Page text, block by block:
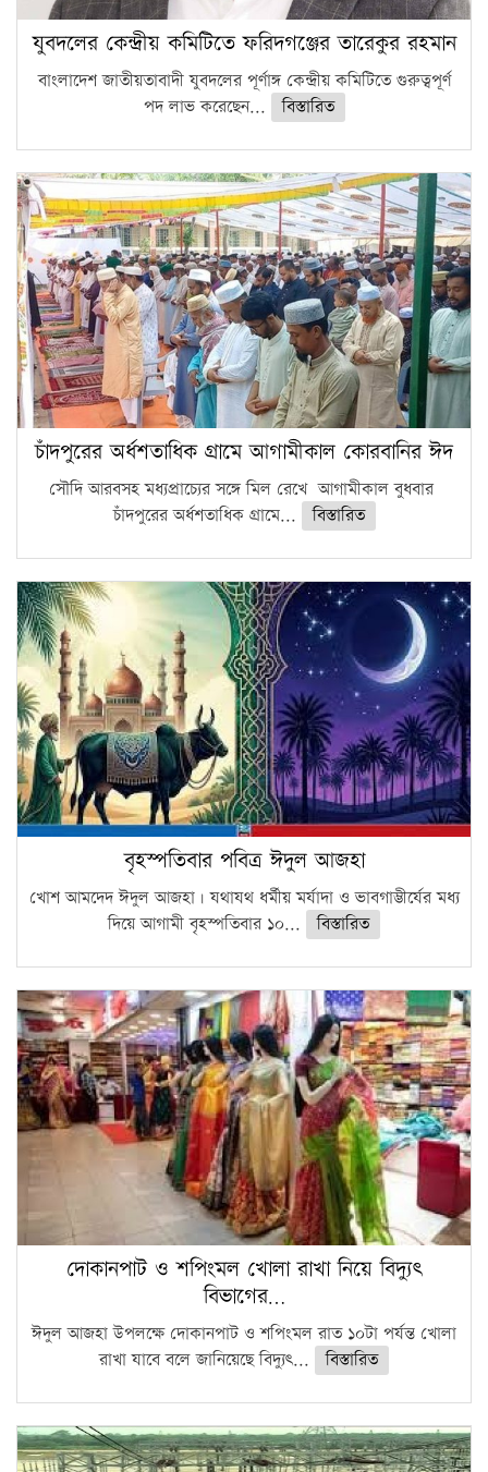
যুবদলের কেন্দ্রীয় কমিটিতে ফরিদগঞ্জের তারেকুর রহমান
বাংলাদেশ জাতীয়তাবাদী যুবদলের পূর্ণাঙ্গ কেন্দ্রীয় কমিটিতে গুরুত্বপূর্ণ
পদ লাভ করেছেন...
বিস্তারিত
চাঁদপুরের অর্ধশতাধিক গ্রামে আগামীকাল কোরবানির ঈদ
সৌদি আরবসহ মধ্যপ্রাচ্যের সঙ্গে মিল রেখে আগামীকাল বুধবার
চাঁদপুরের অর্ধশতাধিক গ্রামে...
বিস্তারিত
বৃহস্পতিবার পবিত্র ঈদুল আজহা
খোশ আমদেদ ঈদুল আজহা। যথাযথ ধর্মীয় মর্যাদা ও ভাবগাম্ভীর্যের মধ্য
দিয়ে আগামী বৃহস্পতিবার ১০...
বিস্তারিত
দোকানপাট ও শপিংমল খোলা রাখা নিয়ে বিদ্যুৎ
বিভাগের…
ঈদুল আজহা উপলক্ষে দোকানপাট ও শপিংমল রাত ১০টা পর্যন্ত খোলা
রাখা যাবে বলে জানিয়েছে বিদ্যুৎ...
বিস্তারিত